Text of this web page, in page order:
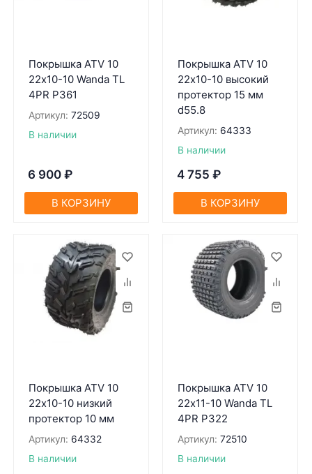
Покрышка ATV 10
22х10-10 Wanda TL
4PR P361
Артикул: 72509
В наличии
6 900 ₽
В КОРЗИНУ
Покрышка ATV 10
22х10-10 высокий
протектор 15 мм
d55.8
Артикул: 64333
В наличии
4 755 ₽
В КОРЗИНУ
Покрышка ATV 10
22х10-10 низкий
протектор 10 мм
Артикул: 64332
В наличии
Покрышка ATV 10
22х11-10 Wanda TL
4PR P322
Артикул: 72510
В наличии